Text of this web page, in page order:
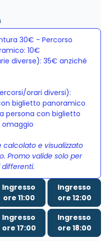
30€ - Percorso
10€
diverse): 35€ anziché
orari diversi):
biglietto panoramico
persona con biglietto
calcolato e visualizzato
Promo valide solo per
Ingresso
ore 11:00
Ingresso
ore 12:00
Ingresso
ore 17:00
Ingresso
ore 18:00